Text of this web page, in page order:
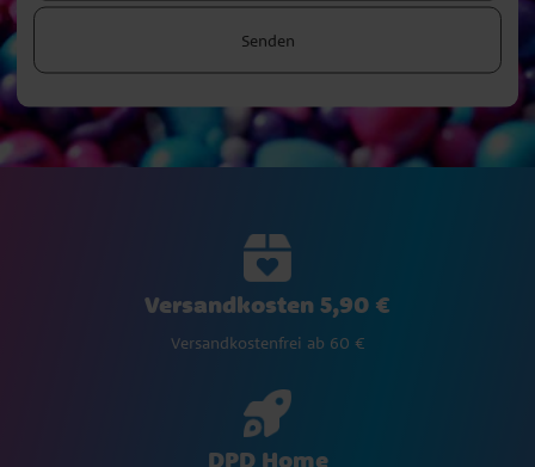
Senden
Versandkosten 5,90 €
Versandkostenfrei ab 60 €
DPD Home